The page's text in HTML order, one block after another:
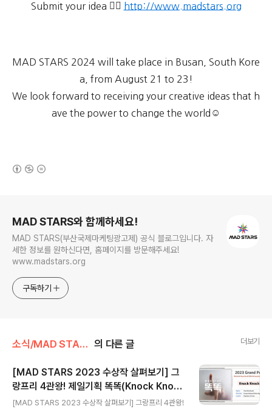
Submit your idea 👉🏻 http://www.madstars.org
MAD STARS 2024 will take place in Busan, South Kore
a, from August 21 to 23!
We look forward to receiving your creative ideas that h
ave the power to change the world☺️
MAD STARS와 함께하세요!
MAD STARS(부산국제마케팅광고제) 공식 블로그입니다. 자
세한 정보를 원하신다면, 홈페이지를 방문해주세요!
www.madstars.org
구독하기
소식/MAD STARS 소식 의 다른 글 더보기
[MAD STARS 2023 수상작 살펴보기] 그
랑프리 4관왕! 제일기획 똑똑(Knock Knoc
k)
[MAD STARS 2023 수상작 살펴보기] 그랑프리 4관왕!